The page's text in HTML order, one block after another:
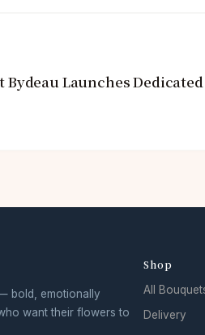
Bydeau Launches
bold, emotionally
want their flowers to
Shop
All
Delivery